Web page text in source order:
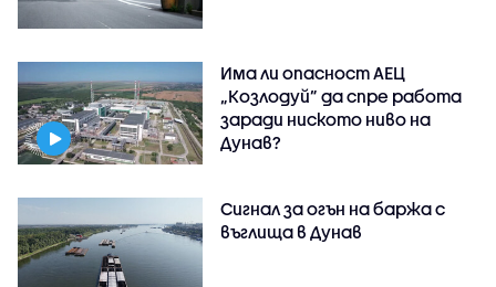
Има ли опасност АЕЦ
„Козлодуй” да спре работа
заради ниското ниво на
Дунав?
Сигнал за огън на баржа с
въглища в Дунав